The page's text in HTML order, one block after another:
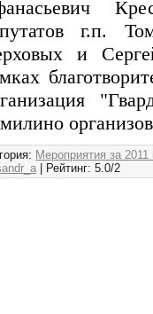
г.п.
и
: Мероприятия за 2011
| Рейтинг: 5.0/2